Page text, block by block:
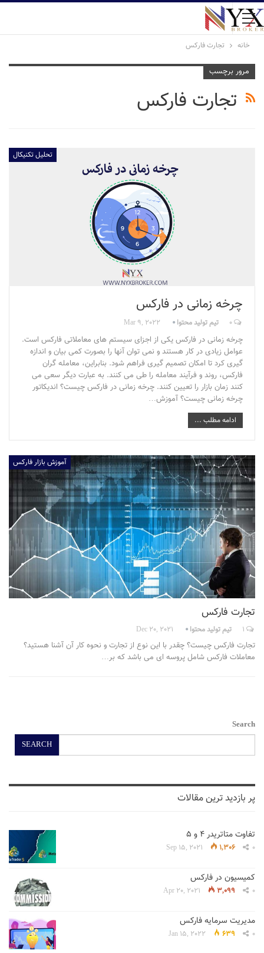
خانه تجارت فارکس
مرور برچسب
تجارت فارکس
تحلیل تکنیکال
چرخه زمانی در فارکس
تیم تولید محتوا Mar 9, 2022
چرخه زمانی در فارکس یکی از اجزای سیستم های معاملاتی فارکس است.
عوامل زیادی در کار هستند و نمی توان آنها را بصورت کمی بیان و اندازه
گیری کرد تا امکان تصمیم گیری فراهم شود. بنابراین، معامله گران
فارکس، روند و فرآیند معامله را طی می کنند. به عبارت دیگر سعی می
کنند زمان بازار را تعیین کنند. چرخه زمانی در فارکس چیست؟ اندیکاتور
چرخه زمانی چیست؟ آموزش…
ادامه مطلب ...
آموزش بازار فارکس
تجارت فارکس
تیم تولید محتوا Dec 20, 2021
تجارت فارکس چیست؟ چقدر با این نوع از تجارت و نحوه کار آن آشنا هستید؟
معاملات فارکس شامل پروسه ای می باشد که بر…
Search
SEARCH
پر بازدید ترین مقالات
تفاوت متاتریدر 4 و 5
Sep 15, 2021 1,306 0
کمیسیون در فارکس
Apr 20, 2021 3,099 0
مدیریت سرمایه فارکس
Jan 15, 2022 639 0